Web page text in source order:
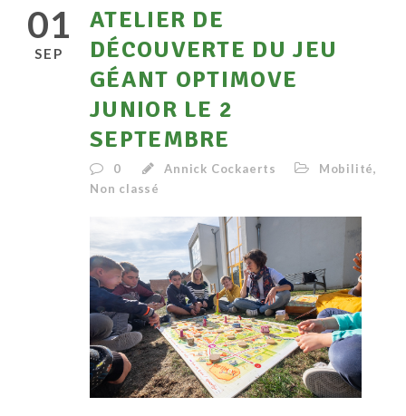
01
SEP
ATELIER DE
DÉCOUVERTE DU JEU
GÉANT OPTIMOVE
JUNIOR LE 2
SEPTEMBRE
0 Annick Cockaerts Mobilité,
Non classé